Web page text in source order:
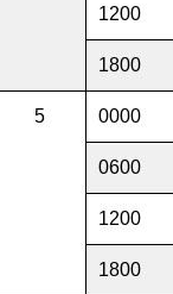
1200
1800
5 0000
0600
1200
1800